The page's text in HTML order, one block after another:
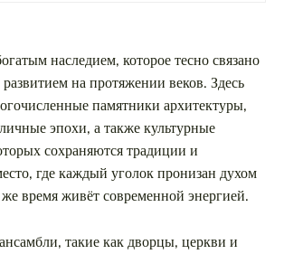
наследием, которое тесно связано
на протяжении веков. Здесь
памятники архитектуры,
эпохи, а также культурные
сохраняются традиции и
где каждый уголок пронизан духом
время живёт современной энергией.
такие как дворцы, церкви и